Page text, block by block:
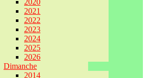
2020
2021
2022
2023
2024
2025
2026
Dimanche
2014